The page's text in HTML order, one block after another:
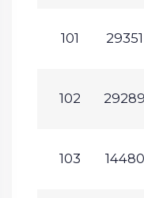
101 29351
102 29289
103 14480